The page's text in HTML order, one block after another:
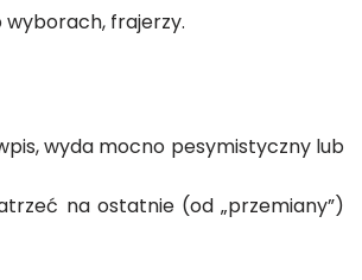
wyborach, frajerzy.
wyda mocno pesymistyczny lub
na ostatnie (od „przemiany”)